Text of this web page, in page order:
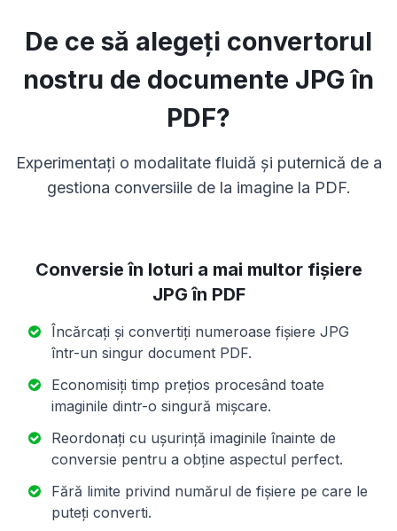
De ce să alegeți convertorul
nostru de documente JPG în
PDF?
Experimentați o modalitate fluidă și puternică de a
gestiona conversiile de la imagine la PDF.
Conversie în loturi a mai multor fișiere
JPG în PDF
Încărcați și convertiți numeroase fișiere JPG
într-un singur document PDF.
Economisiți timp prețios procesând toate
imaginile dintr-o singură mișcare.
Reordonați cu ușurință imaginile înainte de
conversie pentru a obține aspectul perfect.
Fără limite privind numărul de fișiere pe care le
puteți converti.